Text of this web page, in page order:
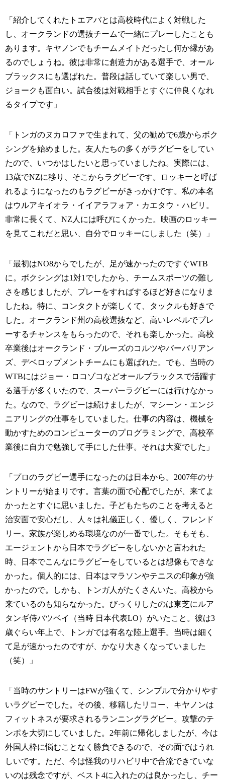
「紹介してくれたトエアバとは高校時代によく対戦した
し、オークランドの選抜チームで一緒にプレーしたことも
あります。キヤノンでもチームメイトだったし何か縁があ
るのでしょうね。彼は非常に創造力がある選手で、オール
ブラックスにも選ばれた。普段は話していて楽しい男で、
ジョークも面白い。試合後は対戦相手とすぐに仲良くなれ
るタイプです」
「トンガのヌカロファで生まれて、父の勧めで6歳からボク
シングを始めました。友人たちの多くがラグビーをしてい
たので、いつかはしたいと思っていましたね。実際には、
13歳でNZに移り、そこからラグビーです。ロッキーと呼ば
れるようになったのもラグビーがきっかけです。私の本名
はウルアキイオラ・イイアラフォア・カエタウ・ハビリ。
非常に長くて、NZ人には呼びにくかった。映画のロッキー
を見てこれだと思い、自分でロッキーにしました（笑）」
「最初はNO8からでしたが、足が速かったのですぐWTB
に。ボクシングは1対1でしたから、チームスポーツの難し
さを感じましたが、プレーをすればするほど好きになりま
したね。特に、コンタクトが楽しくて、タックルも好きで
した。オークランド州の高校選抜など、高いレベルでプレ
ーするチャンスをもらったので、それも楽しかった。高校
卒業後はオークランド・ブルーズのコルツやバーバリアン
ズ、デベロップメントチームにも選ばれた。でも、当時の
WTBにはジョー・ロコゾコなどオールブラックスで活躍す
る選手が多くいたので、スーパーラグビーには行けなかっ
た。なので、ラグビーは続けましたが、マシーン・エンジ
ニアリングの仕事をしていました。仕事の内容は、機械を
動かすためのコンピューターのプログラミングで、高校卒
業後に自力で勉強して手にした仕事。それは大変でした」
「プロのラグビー選手になったのは日本から。2007年のサ
ントリーが始まりです。言葉の面で心配でしたが、来てよ
かったとすぐに思いました。子どもたちのことを考えると
治安面で安心だし、人々は礼儀正しく、優しく、フレンド
リー。家族が楽しめる環境なのが一番でした。そもそも、
エージェントから日本でラグビーをしないかと言われた
時、日本でこんなにラグビーをしているとは想像もできな
かった。個人的には、日本はマラソンやテニスの印象が強
かったので。しかも、トンガ人がたくさんいた。高校から
来ているのも知らなかった。びっくりしたのは東芝にルア
タンギ侍バツベイ（当時 日本代表LO）がいたこと。彼は3
歳ぐらい年上で、トンガでは有名な陸上選手。当時は細く
て足が速かったのですが、かなり大きくなっていました
（笑）」
「当時のサントリーはFWが強くて、シンプルで分かりやす
いラグビーでした。その後、移籍したリコー、キヤノンは
フィットネスが要求されるランニングラグビー。攻撃のテ
ンポを大切にしていました。2年前に帰化しましたが、今は
外国人枠に悩むことなく勝負できるので、その面ではうれ
しいです。ただ、今は怪我のリハビリ中で合流できていな
いのは残念ですが、ベスト4に入れたのは良かったし、チー